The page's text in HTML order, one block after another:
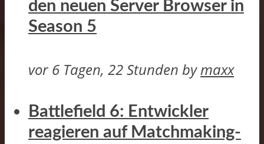
den neuen Server Browser in
Season 5
vor 6 Tagen, 22 Stunden bymaxx
Battlefield 6: Entwickler
reagieren auf Matchmaking-